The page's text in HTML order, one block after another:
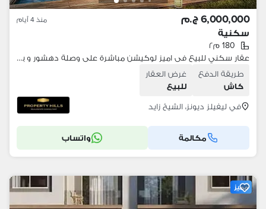
6,000,000 ج.م منذ 4 أيام
سكنية
180 م٢
عقار سكني للبيع فى اميز لوكيشن مباشرة على وصلة دهشور و بجوار بيفرلى هيلز
طريقة الدفع
كاش
غرض العقار
للبيع
في ليفيلز ديونز، الشيخ زايد
مكالمة واتساب
مميز